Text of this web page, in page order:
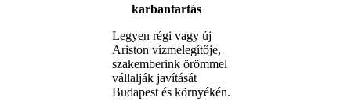
karbantartás
Legyen régi vagy új
Ariston vízmelegítője,
szakemberink örömmel
vállalják javítását
Budapest és környékén.